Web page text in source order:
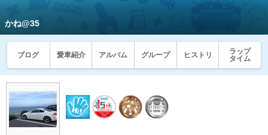
かね@35
ブログ 愛車紹介 アルバム グループ ヒストリ
ラップ
タイム